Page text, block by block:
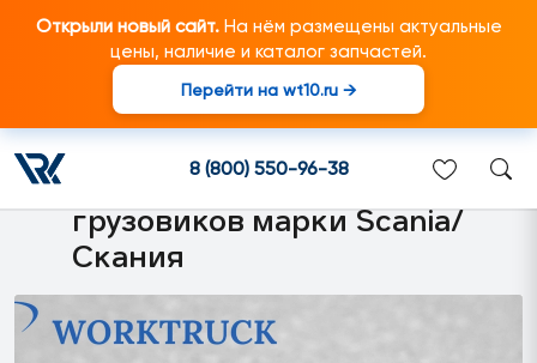
Открыли новый сайт.На нём размещены актуальные
цены, наличие и каталог запчастей.
Перейти на wt10.ru →
8 (800) 550-96-38
1733418 Выключатель
внутреннего освещения
кабины S57 подходит для
грузовиков марки Scania/
Скания